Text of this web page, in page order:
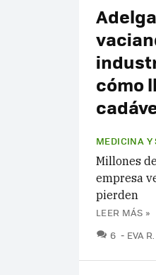
cómo
MEDICINA Y
Millones
empresa
pierden
LEER MÁS »
6
EVA